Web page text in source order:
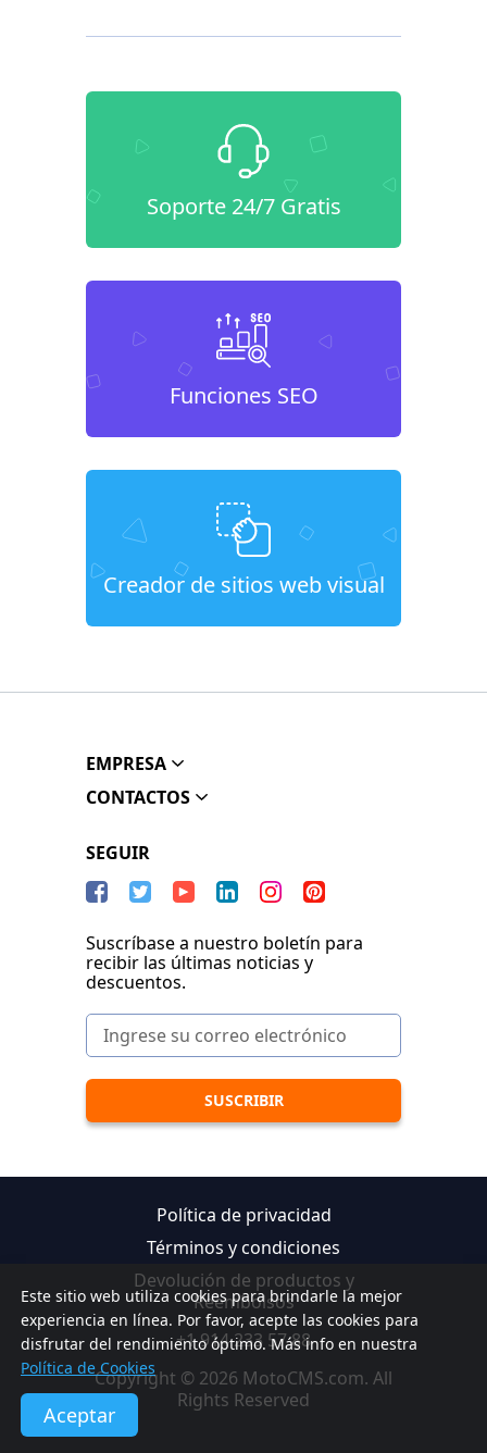
Soporte 24/7 Gratis
Funciones SEO
Creador de sitios web visual
Este sitio web utiliza cookies para brindarle la mejor
experiencia en línea. Por favor, acepte las cookies para
disfrutar del rendimiento óptimo. Más info en nuestra
Política de Cookies
Aceptar
EMPRESA
CONTACTOS
SEGUIR
Suscríbase a nuestro boletín para
recibir las últimas noticias y
descuentos.
Política de privacidad
Términos y condiciones
Devolución de productos y
Reembolsos
+1 914 233 57 88
Copyright © 2026 MotoCMS.com. All
Rights Reserved